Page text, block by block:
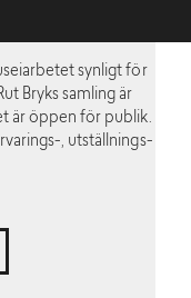
synligt för
Bryks samling är
är öppen för publik.
, utställnings-